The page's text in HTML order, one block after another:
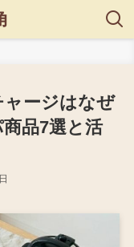
ャージはなぜ
品7選と活